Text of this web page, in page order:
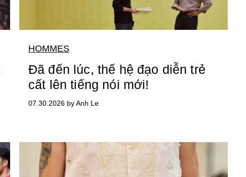
HOMMES
Đã đến lúc, thế hệ đạo diễn trẻ
cất lên tiếng nói mới!
07.30.2026 by Anh Le